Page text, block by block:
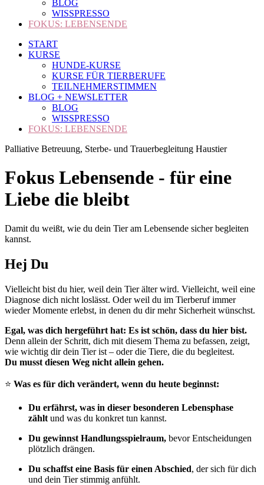
BLOG
WISSPRESSO
FOKUS: LEBENSENDE
START
KURSE
HUNDE-KURSE
KURSE FÜR TIERBERUFE
TEILNEHMERSTIMMEN
BLOG + NEWSLETTER
BLOG
WISSPRESSO
FOKUS: LEBENSENDE
Palliative Betreuung, Sterbe- und Trauerbegleitung Haustier
Fokus Lebensende - für eine
Liebe die bleibt
Damit du weißt, wie du dein Tier am Lebensende sicher begleiten
kannst.
Hej Du
Vielleicht bist du hier, weil dein Tier älter wird. Vielleicht, weil eine
Diagnose dich nicht loslässt. Oder weil du im Tierberuf immer
wieder Momente erlebst, in denen du dir mehr Sicherheit wünschst.
Egal, was dich hergeführt hat: Es ist schön, dass du hier bist.
Denn allein der Schritt, dich mit diesem Thema zu befassen, zeigt,
wie wichtig dir dein Tier ist – oder die Tiere, die du begleitest.
Du musst diesen Weg nicht allein gehen.
⭐️ Was es für dich verändert, wenn du heute beginnst:
Du erfährst, was in dieser besonderen Lebensphase
zählt und was du konkret tun kannst.
Du gewinnst Handlungsspielraum, bevor Entscheidungen
plötzlich drängen.
Du schaffst eine Basis für einen Abschied, der sich für dich
und dein Tier stimmig anfühlt.